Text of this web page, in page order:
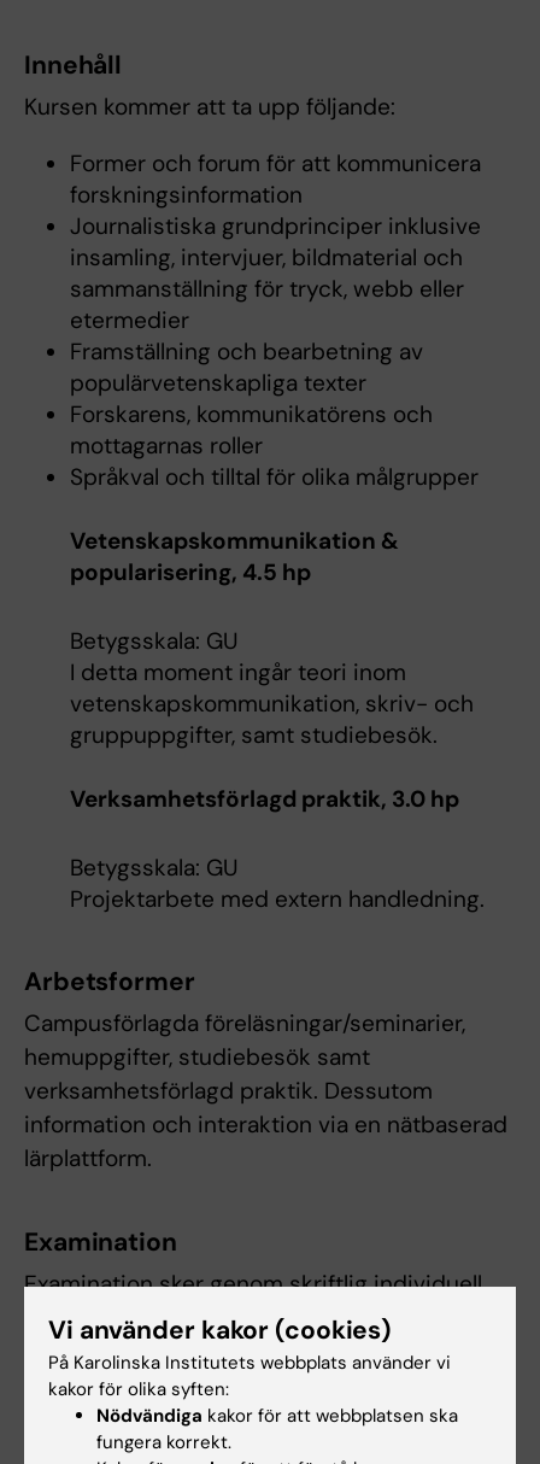
Innehåll
Kursen kommer att ta upp följande:
Former och forum för att kommunicera
forskningsinformation
Journalistiska grundprinciper inklusive
insamling, intervjuer, bildmaterial och
sammanställning för tryck, webb eller
etermedier
Framställning och bearbetning av
populärvetenskapliga texter
Forskarens, kommunikatörens och
mottagarnas roller
Språkval och tilltal för olika målgrupper
Vetenskapskommunikation &
popularisering, 4.5 hp
Betygsskala: GU
I detta moment ingår teori inom
vetenskapskommunikation, skriv- och
gruppuppgifter, samt studiebesök.
Verksamhetsförlagd praktik, 3.0 hp
Betygsskala: GU
Projektarbete med extern handledning.
Arbetsformer
Campusförlagda föreläsningar/seminarier,
hemuppgifter, studiebesök samt
verksamhetsförlagd praktik. Dessutom
information och interaktion via en nätbaserad
lärplattform.
Examination
Examination sker genom skriftlig individuell
uppgift, redovisning av grupparbete samt
muntlig redovisning av den
verksamhetsförlagda praktiken. Om studenten
ej genomför den verksamhetsförlagda
praktiken måste ett särskilt projekt
Vi använder kakor (cookies)
På Karolinska Institutets webbplats använder vi
kakor för olika syften:
Nödvändiga kakor för att webbplatsen ska
fungera korrekt.